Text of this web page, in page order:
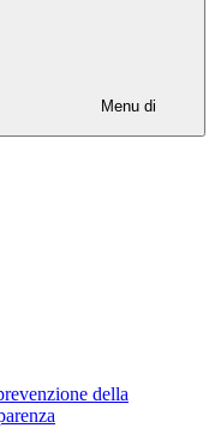
Menu di
della